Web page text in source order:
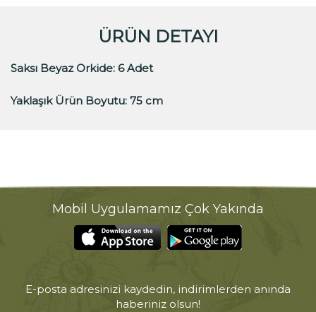
ÜRÜN DETAYI
Saksı Beyaz Orkide: 6 Adet
Yaklaşık Ürün Boyutu: 75 cm
Mobil Uygulamamız Çok Yakında
E-posta adresinizi kaydedin, indirimlerden anında
haberiniz olsun!